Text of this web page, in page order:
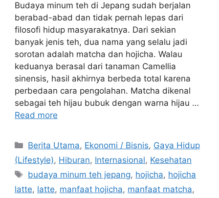
Budaya minum teh di Jepang sudah berjalan
berabad-abad dan tidak pernah lepas dari
filosofi hidup masyarakatnya. Dari sekian
banyak jenis teh, dua nama yang selalu jadi
sorotan adalah matcha dan hojicha. Walau
keduanya berasal dari tanaman Camellia
sinensis, hasil akhirnya berbeda total karena
perbedaan cara pengolahan. Matcha dikenal
sebagai teh hijau bubuk dengan warna hijau …
Read more
C
a
e
g
Berita Utama, Ekonomi / Bisnis, Gaya Hidup
(Lifestyle), Hiburan, Internasional, Kesehatan
T
a
budaya minum teh jepang, hojicha, hojicha
latte, latte, manfaat hojicha, manfaat matcha,